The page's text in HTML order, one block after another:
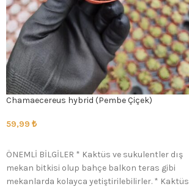
Chamaecereus hybrid (Pembe Çiçek)
59,99 ₺
ÖNEMLİ BİLGİLER * Kaktüs ve sukulentler dış
mekan bitkisi olup bahçe balkon teras gibi
mekanlarda kolayca yetiştirilebilirler. * Kaktüs